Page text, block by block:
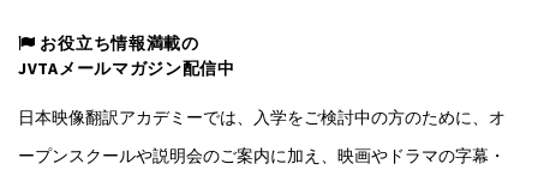
お役立ち情報満載の
JVTAメールマガジン配信中
日本映像翻訳アカデミーでは、入学をご検討中の方のために、オ
ープンスクールや説明会のご案内に加え、映画やドラマの字幕・